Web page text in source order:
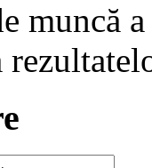
muncă